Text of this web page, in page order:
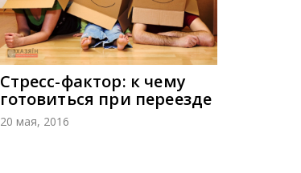
Стресс-фактор: к чему
готовиться при переезде
20 мая, 2016